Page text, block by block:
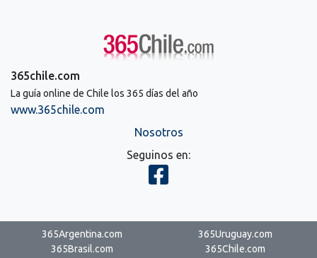
365chile.com
La guía online de Chile los 365 días del año
www.365chile.com
Nosotros
Seguinos en:
365Argentina.com
365Uruguay.com
365Brasil.com
365Chile.com